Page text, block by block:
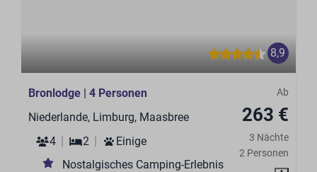
8,9
Ab
263 €
3 Nächte
2 Personen
Bronlodge | 4 Personen
Niederlande, Limburg, Maasbree
4
2
Einige
Nostalgisches Camping-Erlebnis